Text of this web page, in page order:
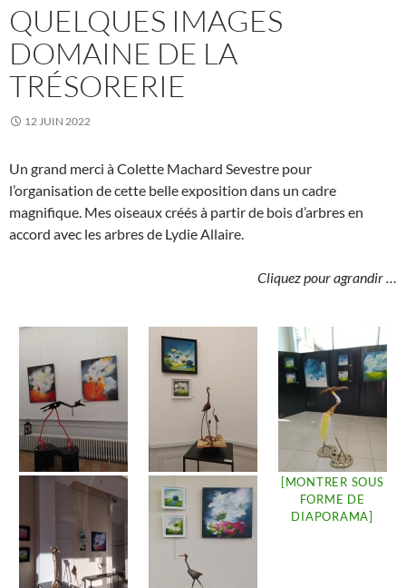
QUELQUES IMAGES
DOMAINE DE LA
TRÉSORERIE
12 JUIN 2022
Un grand merci à Colette Machard Sevestre pour
l’organisation de cette belle exposition dans un cadre
magnifique. Mes oiseaux créés à partir de bois d’arbres en
accord avec les arbres de Lydie Allaire.
Cliquez pour agrandir …
[MONTRER SOUS
FORME DE
DIAPORAMA]